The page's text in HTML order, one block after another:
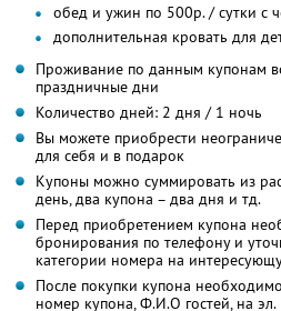
обед и ужин по 500р. / сутки с
дополнительная кровать для
Проживание по данным купонам
праздничные дни
Количество дней: 2 дня / 1 ночь
Вы можете приобрести
для себя и в подарок
Купоны можно суммировать из
день, два купона – два дня и тд.
Перед приобретением купона
бронирования по телефону и
категории номера на
После покупки купона
номер купона, Ф.И.О гостей, на